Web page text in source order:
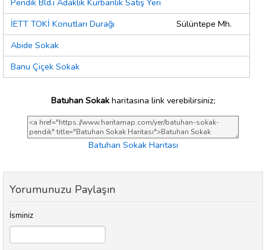
Pendik Bld.i Adaklık Kurbanlık Satış Yeri
İETT TOKİ Konutları Durağı
Sülüntepe Mh.
Abide Sokak
Banu Çiçek Sokak
Batuhan Sokakharitasına link verebilirsiniz;
Batuhan Sokak Haritası
Yorumunuzu Paylaşın
İsminiz